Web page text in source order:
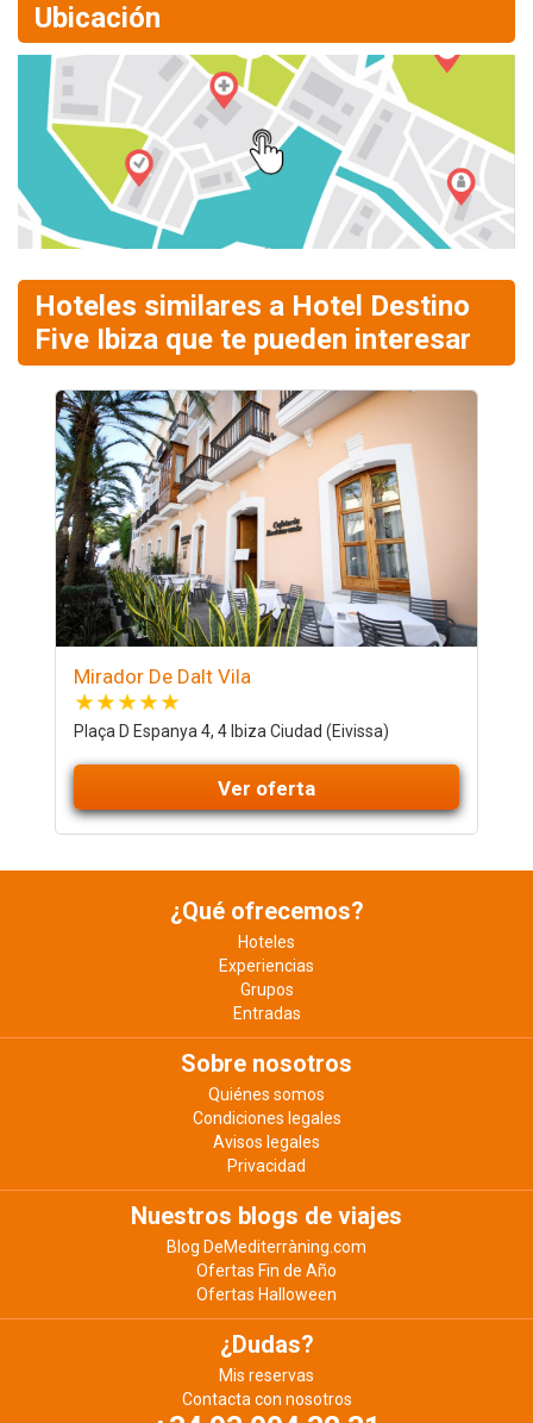
Ubicación
Hoteles similares a Hotel Destino
Five Ibiza que te pueden interesar
Mirador De Dalt Vila
Plaça D Espanya 4, 4 Ibiza Ciudad (Eivissa)
Ver oferta
¿Qué ofrecemos?
Hoteles
Experiencias
Grupos
Entradas
Sobre nosotros
Quiénes somos
Condiciones legales
Avisos legales
Privacidad
Nuestros blogs de viajes
Blog DeMediterràning.com
Ofertas Fin de Año
Ofertas Halloween
¿Dudas?
Mis reservas
Contacta con nosotros